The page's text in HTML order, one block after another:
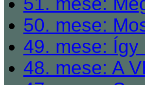
50. mese:
49. mese:
48. mese: A